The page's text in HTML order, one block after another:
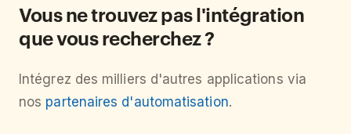
Vous ne trouvez pas l'intégration
que vous recherchez ?
Intégrez des milliers d'autres applications via
nos partenaires d'automatisation.